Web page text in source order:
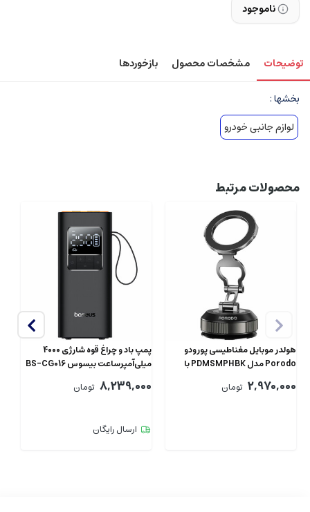
ناموجود
توضیحات مشخصات محصول بازخوردها
بخشها :
لوازم جانبی خودرو
محصولات مرتبط
هولدر موبایل مغناطیسی پورودو
Porodo مدل PDMSMPHBK با
2,970,000 تومان
پمپ باد و چراغ قوه شارژی 4000
میلی‌آمپرساعت بیسوس BS-CG016
C11159300111-00
8,239,000 تومان
ارسال رایگان